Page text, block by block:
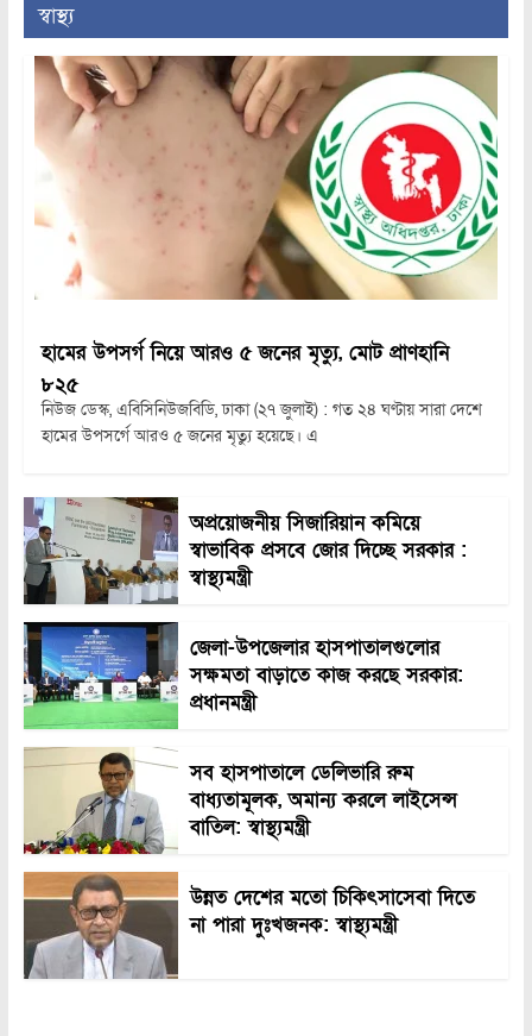
স্বাস্থ্য
হামের উপসর্গ নিয়ে আরও ৫ জনের মৃত্যু, মোট প্রাণহানি
৮২৫
নিউজ ডেস্ক, এবিসিনিউজবিডি, ঢাকা (২৭ জুলাই) : গত ২৪ ঘণ্টায় সারা দেশে
হামের উপসর্গে আরও ৫ জনের মৃত্যু হয়েছে। এ
অপ্রয়োজনীয় সিজারিয়ান কমিয়ে
স্বাভাবিক প্রসবে জোর দিচ্ছে সরকার :
স্বাস্থ্যমন্ত্রী
জেলা-উপজেলার হাসপাতালগুলোর
সক্ষমতা বাড়াতে কাজ করছে সরকার:
প্রধানমন্ত্রী
সব হাসপাতালে ডেলিভারি রুম
বাধ্যতামূলক, অমান্য করলে লাইসেন্স
বাতিল: স্বাস্থ্যমন্ত্রী
উন্নত দেশের মতো চিকিৎসাসেবা দিতে
না পারা দুঃখজনক: স্বাস্থ্যমন্ত্রী